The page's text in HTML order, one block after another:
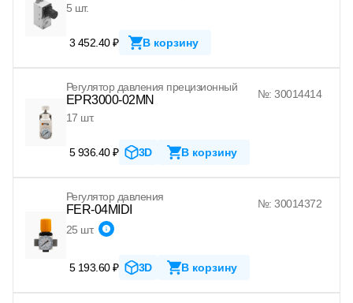
5 шт.
3 452.40 ₽ В корзину
Регулятор давления прецизионный
EPR3000-02MN
№: 30014414
17 шт.
5 936.40 ₽ 3D В корзину
Регулятор давления
FER-04MIDI №: 30014372
25 шт.
5 193.60 ₽ 3D В корзину